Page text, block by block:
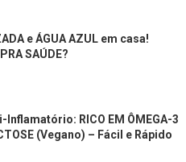
e ÁGUA AZUL em casa!
SAÚDE?
Inflamatório: RICO EM ÔMEGA-3
(Vegano) – Fácil e Rápido